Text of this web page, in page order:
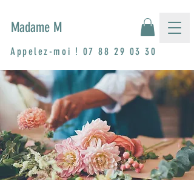
Madame M
Appelez-moi ! 07 88 29 03 30